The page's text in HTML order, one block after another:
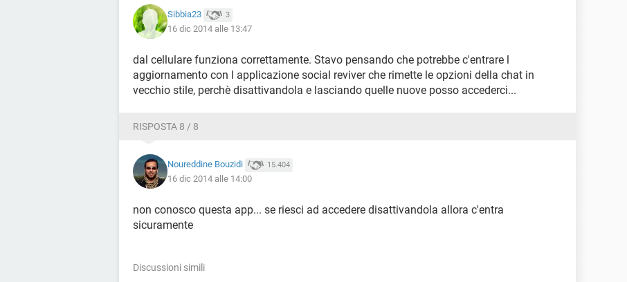
Sibbia23 3
16 dic 2014 alle 13:47
dal cellulare funziona correttamente. Stavo pensando che potrebbe c'entrare l
aggiornamento con l applicazione social reviver che rimette le opzioni della chat in
vecchio stile, perchè disattivandola e lasciando quelle nuove posso accederci...
RISPOSTA 8 / 8
Noureddine Bouzidi 15.404
16 dic 2014 alle 14:00
non conosco questa app... se riesci ad accedere disattivandola allora c'entra
sicuramente
Discussioni simili